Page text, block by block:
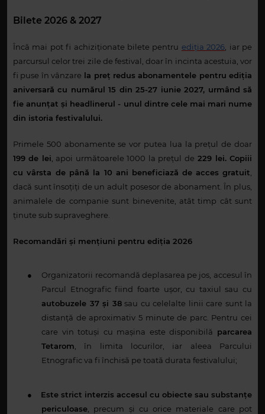
Bilete 2026 & 2027
Încă mai pot fi achiziționate bilete pentru ediția 2026 , iar pe
parcursul celor trei zile de festival, doar în incinta acestuia, vor
fi puse în vânzare la preț redus abonamentele pentru ediția
aniversară cu numărul 15 din 25-27 iunie 2027, urmând să
fie anunțat și headlinerul - unul dintre cele mai mari nume
din istoria festivalului.
Primele 500 abonamente se vor putea lua la prețul de doar
199 de lei , apoi următoarele 1000 la prețul de 229 lei. Copiii
cu vârsta de până la 10 ani beneficiază de acces gratuit
dacă sunt însoțiți de un adult posesor de abonament. În plus,
animalele de companie sunt binevenite, atât timp cât sunt
ținute sub supraveghere.
Recomandări și mențiuni pentru ediția 2026
●
Organizatorii recomandă deplasarea pe jos, accesul în
Parcul Etnografic fiind foarte ușor, cu taxiul sau cu
autobuzele 37 și 38sau cu celelalte linii care sunt la
distanță de aproximativ 5 minute de parc. Pentru cei
care vin totuși cu mașina este disponibilă parcarea
Tetarom, în limita locurilor, iar aleea Parcului
Etnografic va fi închisă pe toată durata festivalului;
●
Este strict interzis accesul cu obiecte sau substanțe
periculoase , precum și cu orice materiale care pot